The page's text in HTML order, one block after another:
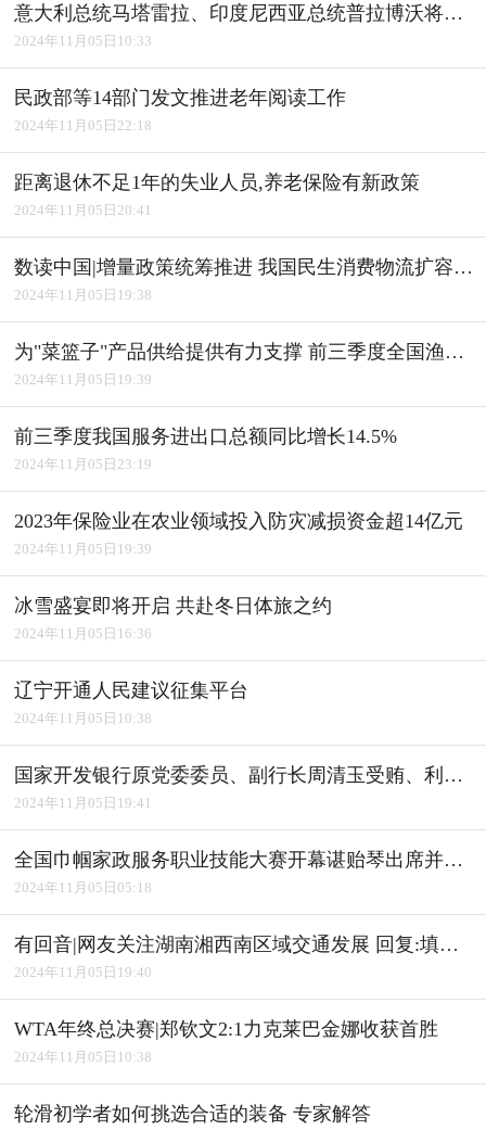
意大利总统马塔雷拉、印度尼西亚总统普拉博沃将访华
2024年11月05日10:33
民政部等14部门发文推进老年阅读工作
2024年11月05日22:18
距离退休不足1年的失业人员,养老保险有新政策
2024年11月05日20:41
数读中国|增量政策统筹推进 我国民生消费物流扩容升级
2024年11月05日19:38
为"菜篮子"产品供给提供有力支撑 前三季度全国渔业经济平稳发展
2024年11月05日19:39
前三季度我国服务进出口总额同比增长14.5%
2024年11月05日23:19
2023年保险业在农业领域投入防灾减损资金超14亿元
2024年11月05日19:39
冰雪盛宴即将开启 共赴冬日体旅之约
2024年11月05日16:36
辽宁开通人民建议征集平台
2024年11月05日10:38
国家开发银行原党委委员、副行长周清玉受贿、利用影响力受贿案一审宣判
2024年11月05日19:41
全国巾帼家政服务职业技能大赛开幕谌贻琴出席并宣布开幕
2024年11月05日05:18
有回音|网友关注湖南湘西南区域交通发展 回复:填补"空白" 完善路网
2024年11月05日19:40
WTA年终总决赛|郑钦文2:1力克莱巴金娜收获首胜
2024年11月05日10:38
轮滑初学者如何挑选合适的装备 专家解答